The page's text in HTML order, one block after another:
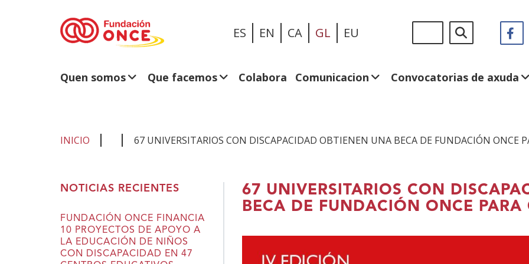
ES EN CA GL EU
en:
Quen somos Que facemos Colabora Comunicacion Convocatorias de axuda
INICIO 67 UNIVERSITARIOS CON DISCAPACIDAD OBTIENEN UNA BECA DE FUNDACIÓN ONCE
67 UNIVERSITARIOS CON
BECA DE FUNDACIÓN ONCE PARA
NOTICIAS RECIENTES
FUNDACIÓN ONCE FINANCIA
10 PROYECTOS DE APOYO A
LA EDUCACIÓN DE NIÑOS
CON DISCAPACIDAD EN 47